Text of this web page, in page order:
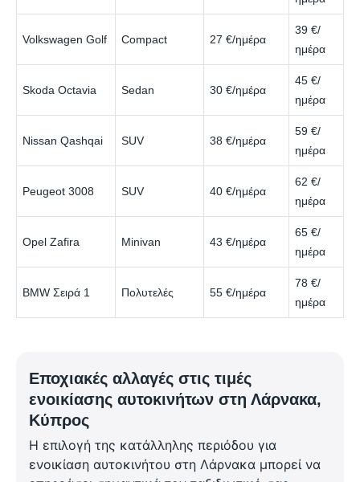
Volkswagen Golf Compact 27 €/ημέρα
39 €/
ημέρα
Skoda Octavia Sedan 30 €/ημέρα
45 €/
ημέρα
Nissan Qashqai SUV 38 €/ημέρα
59 €/
ημέρα
Peugeot 3008 SUV 40 €/ημέρα
62 €/
ημέρα
Opel Zafira Minivan 43 €/ημέρα
65 €/
ημέρα
BMW Σειρά 1 Πολυτελές 55 €/ημέρα
78 €/
ημέρα
Εποχιακές αλλαγές στις τιμές
ενοικίασης αυτοκινήτων στη Λάρνακα,
Κύπρος
Η επιλογή της κατάλληλης περιόδου για
ενοικίαση αυτοκινήτου στη Λάρνακα μπορεί να